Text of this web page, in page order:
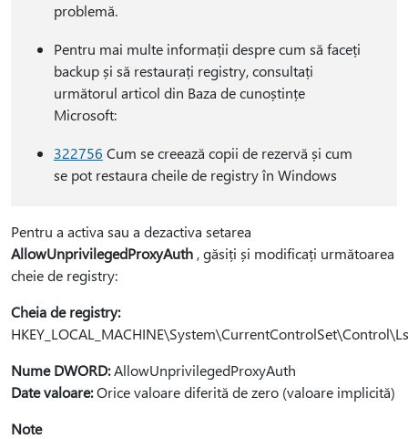
problemă.
Pentru mai multe informații despre cum să faceți
backup și să restaurați registry, consultați
următorul articol din Baza de cunoștințe
Microsoft:
322756 Cum se creează copii de rezervă și cum
se pot restaura cheile de registry în Windows
Pentru a activa sau a dezactiva setarea
AllowUnprivilegedProxyAuth , găsiți și modificați următoarea
cheie de registry:
Cheia de registry:
Nume DWORD:AllowUnprivilegedProxyAuth
Date valoare:Orice valoare diferită de zero (valoare implicită)
Note